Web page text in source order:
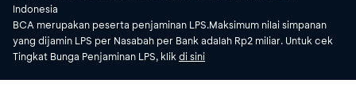
Indonesia
BCA merupakan peserta penjaminan LPS.Maksimum nilai simpanan
yang dijamin LPS per Nasabah per Bank adalah Rp2 miliar. Untuk cek
Tingkat Bunga Penjaminan LPS, klik di sini